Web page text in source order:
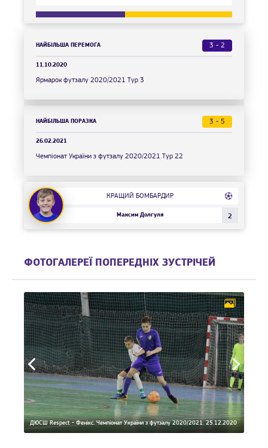
НАЙБІЛЬША ПЕРЕМОГА 3 - 2
11.10.2020
Ярмарок футзалу 2020/2021 Тур 3
НАЙБІЛЬША ПОРАЗКА 3 - 5
26.02.2021
Чемпіонат України з футзалу 2020/2021 Тур 22
КРАЩИЙ БОМБАРДИР
Максим Долгуля 2
ФОТОГАЛЕРЕЇ ПОПЕРЕДНІХ ЗУСТРІЧЕЙ
ДЮСШ Respect - Фенікс. Чемпіонат України з футзалу 2020/2021. 25.12.2020